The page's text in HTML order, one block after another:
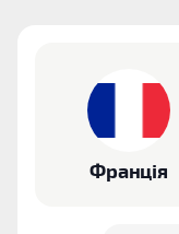
Франція